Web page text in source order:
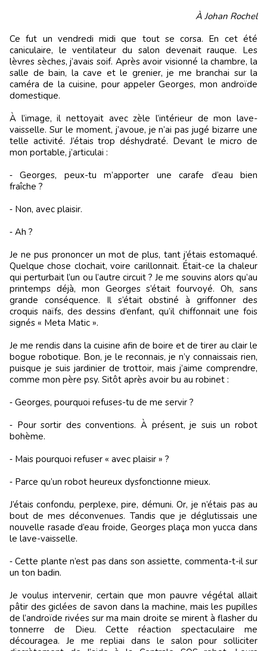
À Johan Rochel
Ce fut un vendredi midi que tout se corsa. En cet été
caniculaire, le ventilateur du salon devenait rauque. Les
lèvres sèches, j’avais soif. Après avoir visionné la chambre, la
salle de bain, la cave et le grenier, je me branchai sur la
caméra de la cuisine, pour appeler Georges, mon androïde
domestique.
À l’image, il nettoyait avec zèle l’intérieur de mon lave-
vaisselle. Sur le moment, j’avoue, je n’ai pas jugé bizarre une
telle activité. J’étais trop déshydraté. Devant le micro de
mon portable, j’articulai :
‑ Georges, peux-tu m’apporter une carafe d’eau bien
fraîche ?
‑ Non, avec plaisir.
‑ Ah ?
Je ne pus prononcer un mot de plus, tant j’étais estomaqué.
Quelque chose clochait, voire carillonnait. Était-ce la chaleur
qui perturbait l’un ou l’autre circuit ? Je me souvins alors qu’au
printemps déjà, mon Georges s’était fourvoyé. Oh, sans
grande conséquence. Il s’était obstiné à griffonner des
croquis naïfs, des dessins d’enfant, qu’il chiffonnait une fois
signés « Meta Matic ».
Je me rendis dans la cuisine afin de boire et de tirer au clair le
bogue robotique. Bon, je le reconnais, je n’y connaissais rien,
puisque je suis jardinier de trottoir, mais j’aime comprendre,
comme mon père psy. Sitôt après avoir bu au robinet :
‑ Georges, pourquoi refuses-tu de me servir ?
‑ Pour sortir des conventions. À présent, je suis un robot
bohème.
‑ Mais pourquoi refuser « avec plaisir » ?
‑ Parce qu’un robot heureux dysfonctionne mieux.
J’étais confondu, perplexe, pire, démuni. Or, je n’étais pas au
bout de mes déconvenues. Tandis que je déglutissais une
nouvelle rasade d’eau froide, Georges plaça mon yucca dans
le lave-vaisselle.
‑ Cette plante n’est pas dans son assiette, commenta-t-il sur
un ton badin.
Je voulus intervenir, certain que mon pauvre végétal allait
pâtir des giclées de savon dans la machine, mais les pupilles
de l’androïde rivées sur ma main droite se mirent à flasher du
tonnerre de Dieu. Cette réaction spectaculaire me
découragea. Je me repliai dans le salon pour solliciter